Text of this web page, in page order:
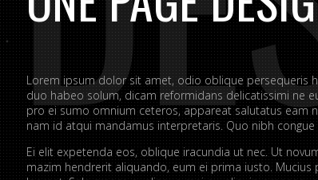
Lorem ipsum dolor sit amet, odio oblique persequeris
duo habeo solum, dicam reformidans delicatissimi ne
pro ei sumo omnium ceteros, appareat salutatus eam
nam id atqui mandamus interpretaris. Quo nibh
Ei elit expetenda eos, oblique iracundia ut nec. Ut
mazim hendrerit aliquando, eum ei prima iusto.